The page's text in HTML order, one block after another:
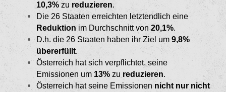
10,3%zu reduzieren.
Die 26 Staaten erreichten letztendlich eine
Reduk­tion im Durchschnitt von 20,1%.
D.h. die 26 Staaten haben ihr Ziel um 9,8%
überer­füllt.
Österreich hat sich verpflichtet, seine
Emissionen um 13%zu reduzieren.
Österreich hat seine Emissionen nicht nur nicht